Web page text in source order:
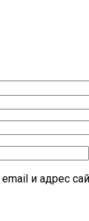
и адрес